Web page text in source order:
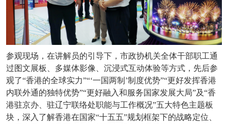
参观现场，在讲解员的引导下，市政协机关全体干部职工通
过图文展板、多媒体影像、沉浸式互动体验等方式，先后参
观了“香港的全球实力”“‘一国两制’制度优势”“更好发挥香港
内联外通的独特优势”“更好融入和服务国家发展大局”及“香
港驻京办、驻辽宁联络处职能与工作概况”五大特色主题板
块，深入了解香港在国家“十五五”规划框架下的战略定位、